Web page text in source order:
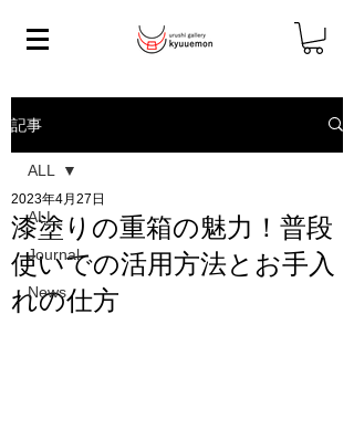
記事
ALL
Journal
News
ALL
漆塗りの重箱の魅力！普段
使いでの活用方法とお手入
れの仕方
2023年4月27日